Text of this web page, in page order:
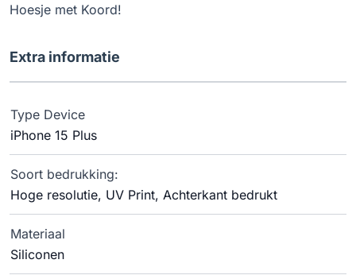
Hoesje met Koord!
Extra informatie
Type Device
iPhone 15 Plus
Soort bedrukking:
Hoge resolutie, UV Print, Achterkant bedrukt
Materiaal
Siliconen